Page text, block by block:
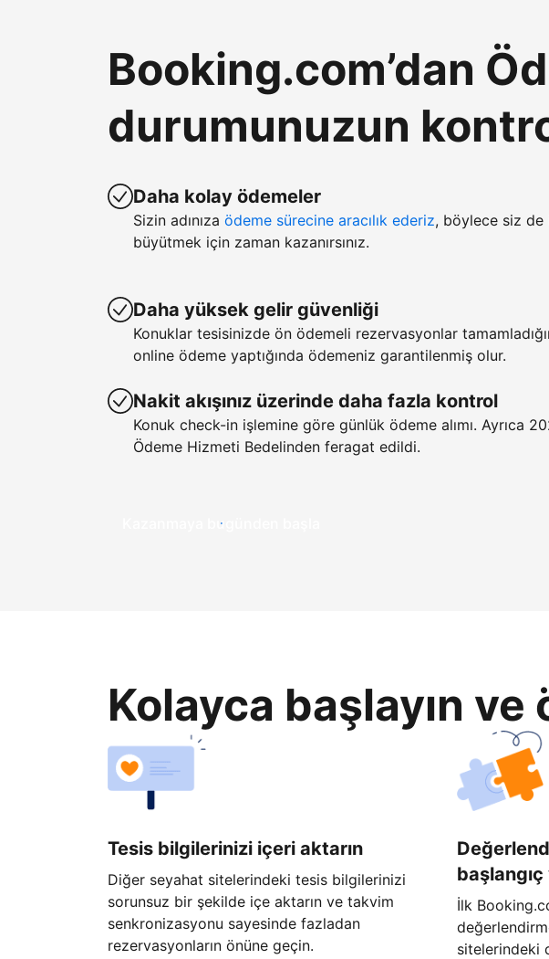
Booking.com’dan
durumunuzun
Daha kolay ödemeler
Sizin adınıza ödeme sürecine aracılık ederiz, böylece siz de
büyütmek için zaman kazanırsınız.
Daha yüksek gelir güvenliği
Konuklar tesisinizde ön ödemeli rezervasyonlar
online ödeme yaptığında ödemeniz garantilenmiş olur.
Nakit akışınız üzerinde daha fazla kontrol
Konuk check-in işlemine göre günlük ödeme alımı. Ayrıca
Ödeme Hizmeti Bedelinden feragat edildi.
Kazanmaya bugünden başla
Kolayca başlayın ve
Tesis bilgilerinizi içeri aktarın
Diğer seyahat sitelerindeki tesis bilgilerinizi
sorunsuz bir şekilde içe aktarın ve takvim
senkronizasyonu sayesinde fazladan
rezervasyonların önüne geçin.
başlangıç
İlk
sitelerindeki